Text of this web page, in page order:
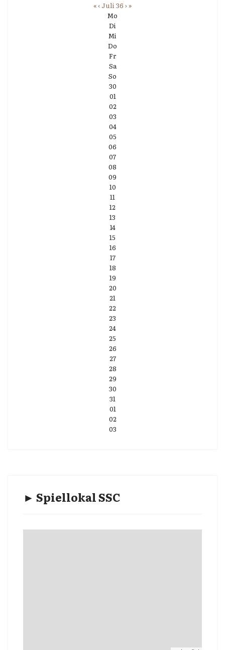
«‹ Juli 36 ›»
Mo
Di
Mi
Do
Fr
Sa
So
30
01
02
03
04
05
06
07
08
09
10
11
12
13
14
15
16
17
18
19
20
21
22
23
24
25
26
27
28
29
30
31
01
02
03
► Spiellokal SSC